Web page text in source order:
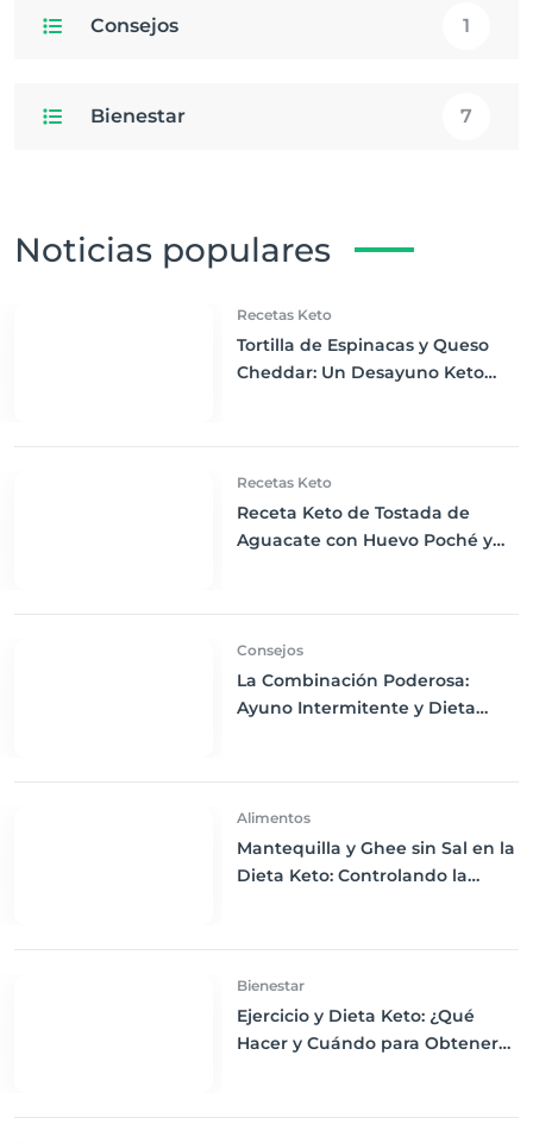
Consejos 1
Bienestar 7
Noticias populares
Recetas Keto
Tortilla de Espinacas y Queso
Cheddar: Un Desayuno Keto
Recetas Keto
Receta Keto de Tostada de
Aguacate con Huevo Poché y
Consejos
La Combinación Poderosa:
Ayuno Intermitente y Dieta
Alimentos
Mantequilla y Ghee sin Sal en la
Dieta Keto: Controlando la
Bienestar
Ejercicio y Dieta Keto: ¿Qué
Hacer y Cuándo para Obtener